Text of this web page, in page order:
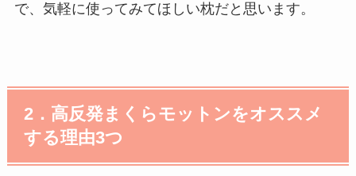
で、気軽に使ってみてほしい枕だと思います。
2．高反発まくらモットンをオススメ
する理由3つ